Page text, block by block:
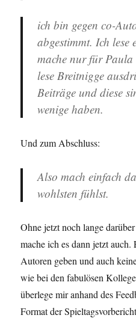
ich bin gegen co-
abgestimmt. Ich lese
mache nur für
lese Breitnigge
Beiträge und diese
wenige haben.
Und zum Abschluss:
Also mach einfach
wohlsten fühlst.
Ohne jetzt noch lange
mache ich es dann jetzt
Autoren geben und auch
wie bei den fabulösen
überlege mir anhand des
Format der